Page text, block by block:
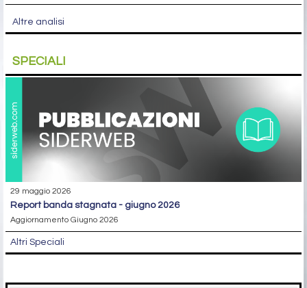
Altre analisi
SPECIALI
29 maggio 2026
report banda stagnata - giugno 2026
Aggiornamento Giugno 2026
Altri Speciali